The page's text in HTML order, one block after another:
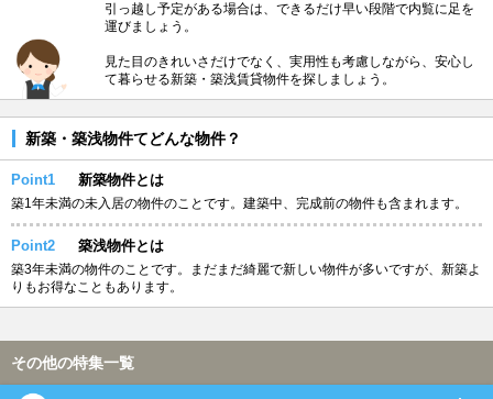
引っ越し予定がある場合は、できるだけ早い段階で内覧に足を
運びましょう。
見た目のきれいさだけでなく、実用性も考慮しながら、安心し
て暮らせる新築・築浅賃貸物件を探しましょう。
新築・築浅物件てどんな物件？
Point1 新築物件とは
築1年未満の未入居の物件のことです。建築中、完成前の物件も含まれます。
Point2 築浅物件とは
築3年未満の物件のことです。まだまだ綺麗で新しい物件が多いですが、新築よ
りもお得なこともあります。
その他の特集一覧